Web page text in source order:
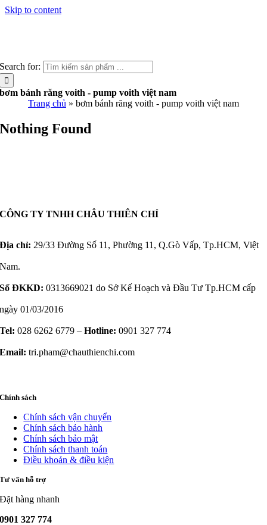
Skip to content
Search for:
bơm bánh răng voith - pump voith việt nam
Trang chủ » bơm bánh răng voith - pump voith việt nam
Nothing Found
CÔNG TY TNHH CHÂU THIÊN CHÍ
Địa chỉ: 29/33 Đường Số 11, Phường 11, Q.Gò Vấp, Tp.HCM, Việt
Nam.
Số ĐKKD: 0313669021 do Sở Kế Hoạch và Đầu Tư Tp.HCM cấp
ngày 01/03/2016
Tel: 028 6262 6779 –Hotline: 0901 327 774
Email: tri.pham@chauthienchi.com
Chính sách
Chính sách vận chuyển
Chính sách bảo hành
Chính sách bảo mật
Chính sách thanh toán
Điều khoản & điều kiện
Tư vấn hỗ trợ
Đặt hàng nhanh
0901 327 774